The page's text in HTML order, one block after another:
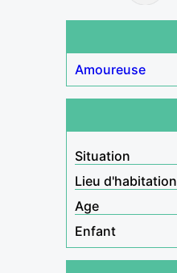
Amoureuse
Situation
Lieu d'habitation
Age
Enfant